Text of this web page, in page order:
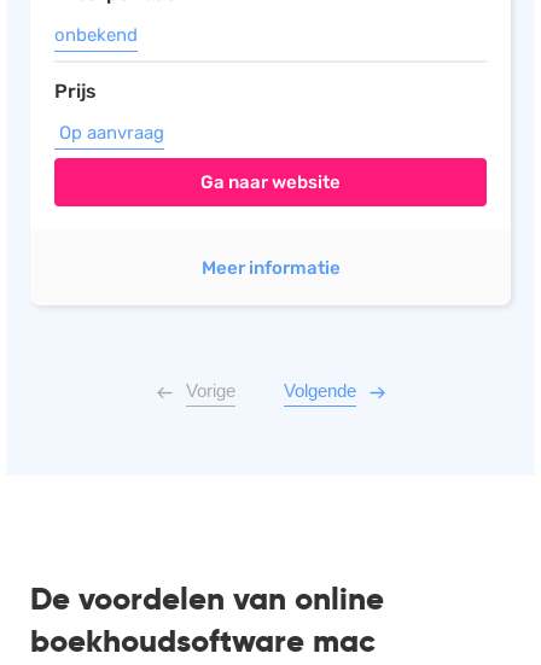
onbekend
Prijs
Op aanvraag
Ga naar website
Meer informatie
Vorige Volgende
De voordelen van online
boekhoudsoftware mac